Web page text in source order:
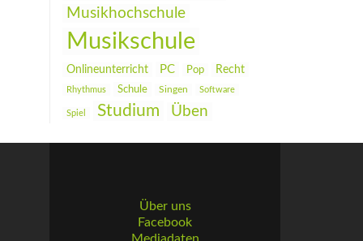
Musikhochschule
Musikschule
Onlineunterricht PC Pop Recht
Rhythmus Schule Singen Software
Spiel Studium Üben
Über uns
Facebook